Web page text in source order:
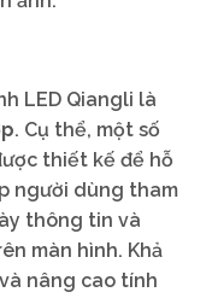
LED Qiangli là
. Cụ thể, một số
thiết kế để hỗ
người dùng tham
thông tin và
màn hình. Khả
nâng cao tính